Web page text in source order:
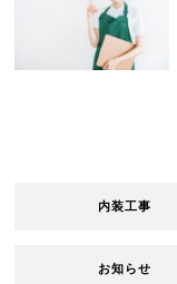
内装工事
お知らせ